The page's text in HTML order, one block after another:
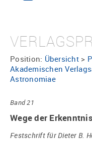
Position: Übersicht>
Akademischen
Astronomiae
Band 21
Wege der Erkenntnis
Festschrift für Dieter B.